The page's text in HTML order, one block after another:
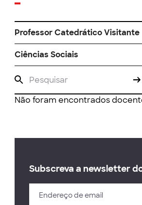
Professor Catedrático Visitante
Ciências Sociais
Não foram encontrados
Subscreva a newsletter